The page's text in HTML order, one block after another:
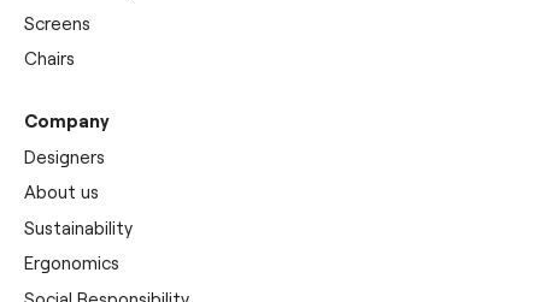
Screens
Chairs
Company
Designers
About us
Sustainability
Ergonomics